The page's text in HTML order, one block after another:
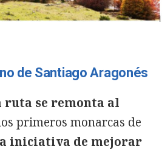
de Santiago Aragonés
ruta se remonta al
primeros monarcas de
iniciativa de mejorar